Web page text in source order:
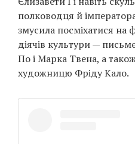
EN
RU
полководця й
змусила посміхатися на
діячів культури —
По і Марка Твена, а
художницю Фріду Кало.